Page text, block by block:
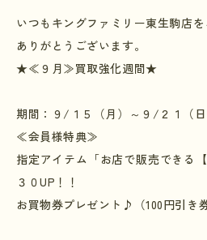
いつもキングファミリー東生駒店
ありがとうございます。
★≪９月≫買取強化週間★
期間：９ /１５ （月）～９ /２１
（
≪会員様特典≫
指定アイテム「お店で販売できる
３０UP ！！
お買物券プレゼント♪（100円引き券